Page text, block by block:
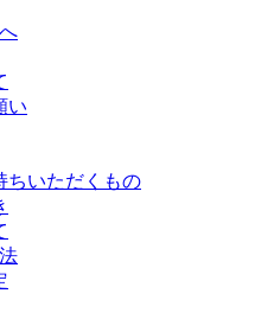
い
ちいただくもの